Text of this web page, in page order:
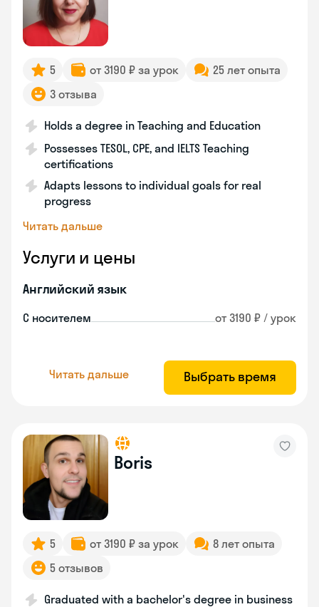
5 от 3190 ₽ за урок
25 лет опыта
3 отзыва
Holds a degree in Teaching and Education
Possesses TESOL, CPE, and IELTS Teaching
certifications
Adapts lessons to individual goals for real
progress
Читать дальше
Услуги и цены
Английский язык
С носителем от 3190 ₽ / урок
Читать дальше Выбрать время
Boris
5 от 3190 ₽ за урок
8 лет опыта
5 отзывов
Graduated with a bachelor's degree in business